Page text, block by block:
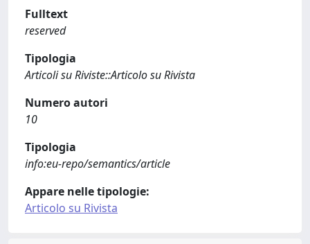
Fulltext
reserved
Tipologia
Articoli su Riviste::Articolo su Rivista
Numero autori
10
Tipologia
info:eu-repo/semantics/article
Appare nelle tipologie:
Articolo su Rivista